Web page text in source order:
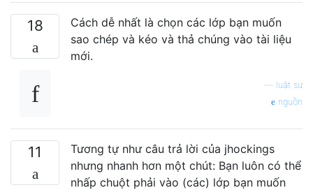
18
Cách dễ nhất là chọn các lớp bạn muốn
sao chép và kéo và thả chúng vào tài liệu
mới.
luật sư
nguồn
11
Tương tự như câu trả lời của jhockings
nhưng nhanh hơn một chút: Bạn luôn có thể
nhấp chuột phải vào (các) lớp bạn muốn